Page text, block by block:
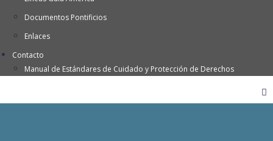
Documentos Pontificios
Enlaces
Contacto
Manual de Estándares de Cuidado y Protección de Derechos